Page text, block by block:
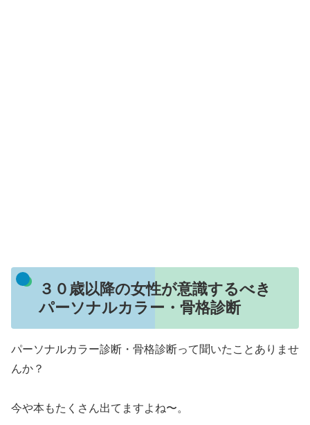
３０歳以降の女性が意識するべき
パーソナルカラー・骨格診断
パーソナルカラー診断・骨格診断って聞いたことありませ
んか？
今や本もたくさん出てますよね〜。